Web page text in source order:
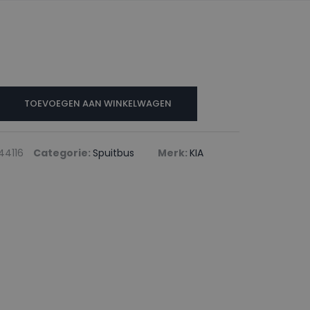
TOEVOEGEN AAN WINKELWAGEN
Categorie: Spuitbus Merk: KIA